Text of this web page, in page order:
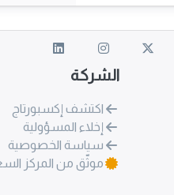
الشركة
اكتشف إكسبورتاج
إخلاء المسؤولية
سياسة الخصوصية
موثّق من المركز